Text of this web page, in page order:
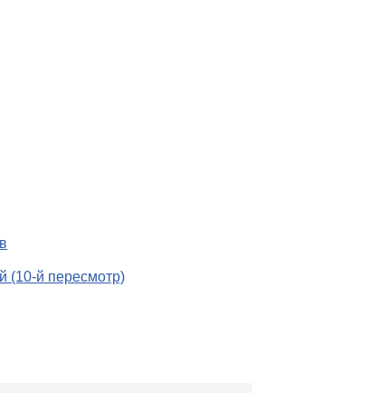
(10-й пересмотр)